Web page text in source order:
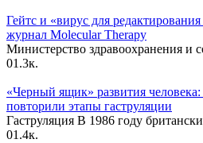
Гейтс и «вирус для
журнал Molecular Therapy
Министерство здравоохранения
01.3к.
«Черный ящик» развития
повторили этапы гаструляции
Гаструляция В 1986 году
01.4к.